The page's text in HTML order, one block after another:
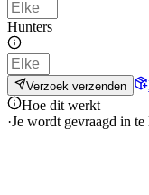
Hunters
Verzoek verzenden
Hoe dit werkt
·Je wordt gevraagd in